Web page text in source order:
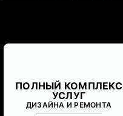
ПОЛНЫЙ КОМПЛЕКС
УСЛУГ
ДИЗАЙНА И РЕМОНТА